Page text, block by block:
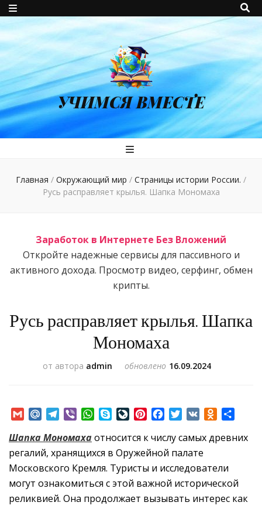
УЧИМСЯ ВМЕСТЕ
Главная / Окружающий мир / Страницы истории России. /
Русь расправляет крылья. Шапка Мономаха
Заработок в Интернете Без Вложений
Откройте надежные сервисы для пассивного и
активного дохода. Просмотр видео, серфинг, обмен
крипты.
Русь расправляет крылья. Шапка
Мономаха
от автора admin обновлено 16.09.2024
GmailMail.RuTelegram
Viber WhatsApp
SkypeLiveJournal
PinterestFacebookTwitter
VK
Шапка Мономахаотносится к числу самых древних
регалий, хранящихся в Оружейной палате
Московского Кремля. Туристы и исследователи
могут ознакомиться с этой важной исторической
реликвией. Она продолжает вызывать интерес как